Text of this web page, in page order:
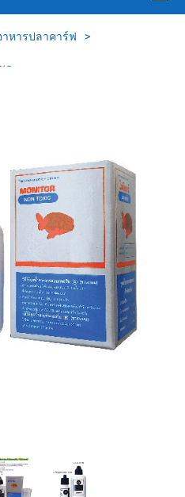
าหารปลาคาร์ฟ
>
ด